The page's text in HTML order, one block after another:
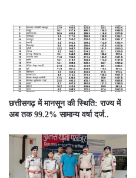
छत्तीसगढ़ में मानसून की स्थिति: राज्य में
अब तक 99.2% सामान्य वर्षा दर्ज..